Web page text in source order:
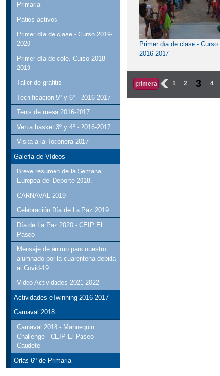
Primaria
Patios activos
Primer día de clase - Curso 2019-
2020
Primer día de cole. Curso 2018-
2019
Taller de grafitis
Tecnificación 5º y 6º - 2016-2017
Tenis de mesa 2016-2017
Ven a basket 3º y 4º - 2016-2017
Visita a la Toconera 2017
Galería de Vídeos
Breve resumen de la Semana
Europea del Deporte 2018.
CARNAVAL 2019
Celebración Día de La Paz 2019
Día de La Paz 2020 - CEIP El
Paseo
Mensaje de ánimo para nuestro
alumnado por la cuarentena debida
al Covid-19
Video Actividades 2021-2022
Actividades eTwinning 2016-2017
Carnaval 2018
Carnaval 2018 - Mannequin
Challenge - CEIP El Paseo -
Caudete
Orlas 6º de Primaria
Primer día de clase - Curso
2016-2017
primera ‹ 1 2 3 4